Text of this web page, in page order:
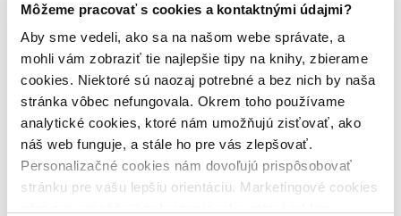
Môžeme pracovať s cookies a kontaktnými údajmi?
Aby sme vedeli, ako sa na našom webe správate, a
mohli vám zobraziť tie najlepšie tipy na knihy, zbierame
cookies. Niektoré sú naozaj potrebné a bez nich by naša
stránka vôbec nefungovala. Okrem toho používame
analytické cookies, ktoré nám umožňujú zisťovať, ako
náš web funguje, a stále ho pre vás zlepšovať.
Personalizačné cookies nám dovoľujú prispôsobovať
stránku pre vašu lepšiu orientáciu. Marketingové cookies